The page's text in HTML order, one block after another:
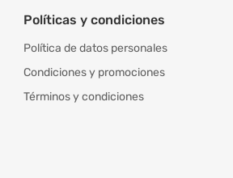
Políticas y condiciones
Política de datos personales
Condiciones y promociones
Términos y condiciones